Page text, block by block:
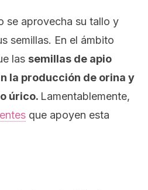
se aprovecha su tallo y
semillas. En el ámbito
las semillas de apio
la producción de orina y
úrico. Lamentablemente,
que apoyen esta